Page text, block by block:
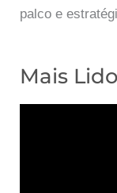
palco e
Mais